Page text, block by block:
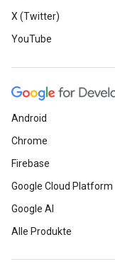
X (Twitter)
YouTube
Android
Chrome
Firebase
Google Cloud Platform
Google AI
Alle Produkte